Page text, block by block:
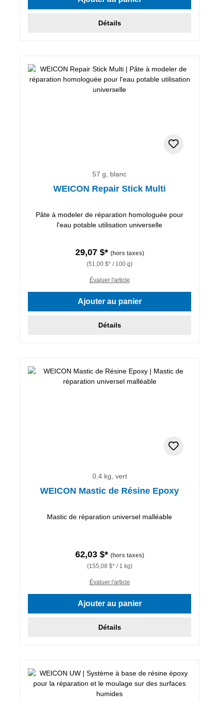
Détails
57 g, blanc
WEICON Repair Stick Multi
Pâte à modeler de réparation homologuée pour
l'eau potable utilisation universelle
29,07 $* (hors taxes)
(51,00 $* / 100 g)
Évaluer l'article
Ajouter au panier
Détails
0,4 kg, vert
WEICON Mastic de Résine Epoxy
Mastic de réparation universel malléable
62,03 $* (hors taxes)
(155,08 $* / 1 kg)
Évaluer l'article
Ajouter au panier
Détails